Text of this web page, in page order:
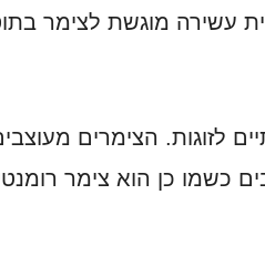
לזוגות. הצימרים
כשמו כן הוא צימר